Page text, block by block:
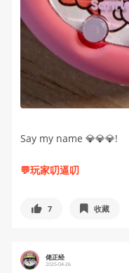
Say my name 💎💎💎!
💬玩家叨逼叨
7 收藏
佬正经
2025-04-26